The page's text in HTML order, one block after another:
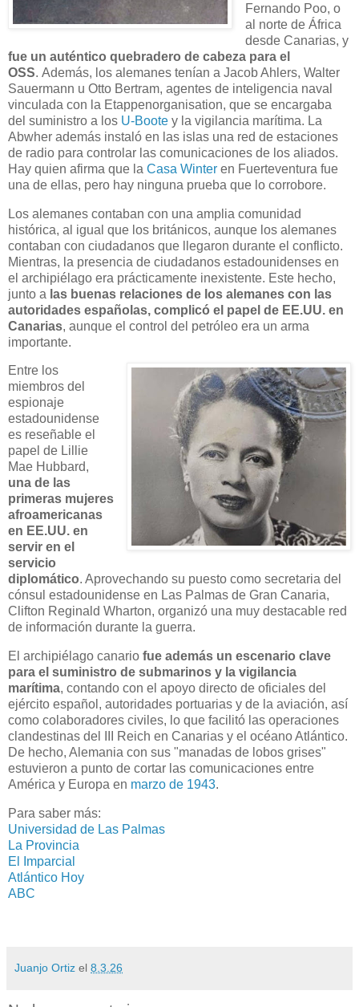
Fernando Poo, o
al norte de África
desde Canarias, y
fue un auténtico quebradero de cabeza para el
OSS. Además, los alemanes tenían a Jacob Ahlers, Walter
Sauermann u Otto Bertram, agentes de inteligencia naval
vinculada con la Etappenorganisation, que se encargaba
del suministro a los U-Boote y la vigilancia marítima. La
Abwher además instaló en las islas una red de estaciones
de radio para controlar las comunicaciones de los aliados.
Hay quien afirma que la Casa Winter en Fuerteventura fue
una de ellas, pero hay ninguna prueba que lo corrobore.
Los alemanes contaban con una amplia comunidad
histórica, al igual que los británicos, aunque los alemanes
contaban con ciudadanos que llegaron durante el conflicto.
Mientras, la presencia de ciudadanos estadounidenses en
el archipiélago era prácticamente inexistente. Este hecho,
junto a las buenas relaciones de los alemanes con las
autoridades españolas, complicó el papel de EE.UU. en
Canarias, aunque el control del petróleo era un arma
importante.
Entre los
miembros del
espionaje
estadounidense
es reseñable el
papel de Lillie
Mae Hubbard,
una de las
primeras mujeres
afroamericanas
en EE.UU. en
servir en el
servicio
diplomático. Aprovechando su puesto como secretaria del
cónsul estadounidense en Las Palmas de Gran Canaria,
Clifton Reginald Wharton, organizó una muy destacable red
de información durante la guerra.
El archipiélago canario fue además un escenario clave
para el suministro de submarinos y la vigilancia
marítima, contando con el apoyo directo de oficiales del
ejército español, autoridades portuarias y de la aviación, así
como colaboradores civiles, lo que facilitó las operaciones
clandestinas del III Reich en Canarias y el océano Atlántico.
De hecho, Alemania con sus "manadas de lobos grises"
estuvieron a punto de cortar las comunicaciones entre
América y Europa en marzo de 1943.
Para saber más:
Universidad de Las Palmas
La Provincia
El Imparcial
Atlántico Hoy
ABC
Juanjo Ortiz el 8.3.26